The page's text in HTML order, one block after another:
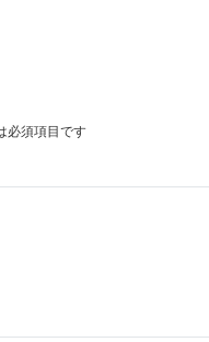
必須項目です